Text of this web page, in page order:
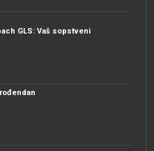
GLS: Vaš sopstveni